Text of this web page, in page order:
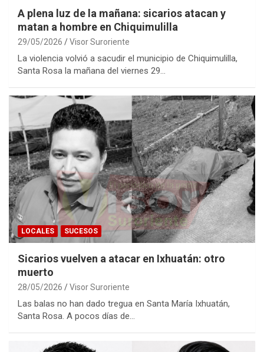
A plena luz de la mañana: sicarios atacan y
matan a hombre en Chiquimulilla
29/05/2026 Visor Suroriente
La violencia volvió a sacudir el municipio de Chiquimulilla,
Santa Rosa la mañana del viernes 29…
LOCALES SUCESOS
Sicarios vuelven a atacar en Ixhuatán: otro
muerto
28/05/2026 Visor Suroriente
Las balas no han dado tregua en Santa María Ixhuatán,
Santa Rosa. A pocos días de…